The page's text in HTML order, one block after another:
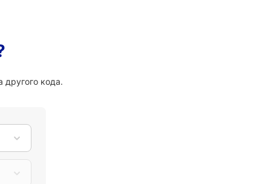
другого кода.